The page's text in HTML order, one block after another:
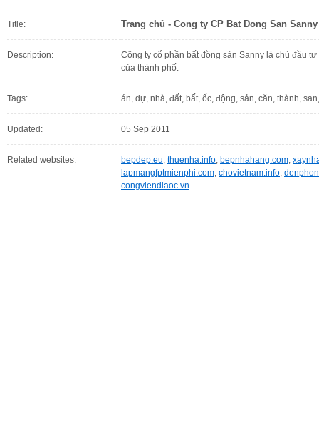
Title: Trang chủ - Cong ty CP Bat Dong San Sanny
Description:
Công ty cổ phần bất đồng sản Sanny là chủ đầu
của thành phố.
Tags: án, dự, nhà, đất, bất, ốc, động, sản, căn, thành,
Updated: 05 Sep 2011
Related websites: bepdep.eu, thuenha.info, bepnhahang.com,
lapmangfptmienphi.com, chovietnam.info,
congviendiaoc.vn